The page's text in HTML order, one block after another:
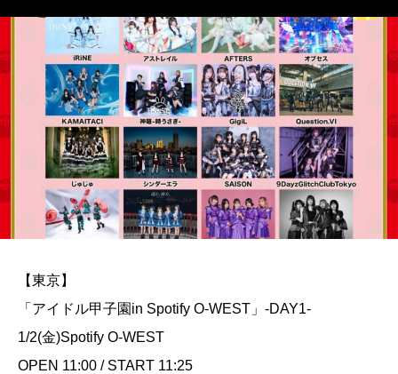
【東京】
「アイドル甲子園in Spotify O-WEST」-DAY1-
1/2(金)Spotify O-WEST
OPEN 11:00 / START 11:25